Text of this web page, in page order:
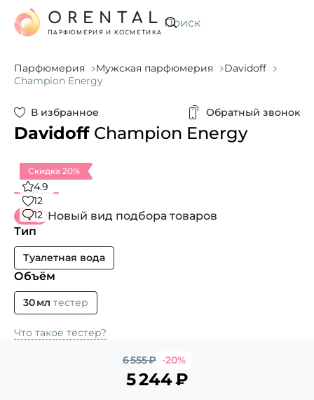
Искать
ORENTAL
ПАРФЮМЕРИЯ И КОСМЕТИКА
Парфюмерия Мужская парфюмерия
Davidoff
Champion Energy
В избранное Обратный звонок
Davidoff Champion Energy
Скидка 20%
4.9
12
12 Новый вид подбора товаров
Тип
Туалетная вода
Объём
30 мл тестер
Что такое тестер?
6 555₽ -20%
5 244₽